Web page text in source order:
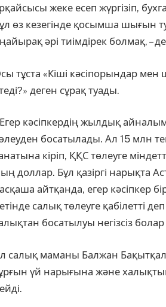
жеке есеп жүргізіп,
өз кезегінде қосым­ша шығын
әрі тиімдірек болмақ, –
тұста «Кіші кәсіп­орын­дар мен
деген сұрақ туады.
Егер кәсіпкердің жылдық
босатылады. Ал 15 млн
кіріп, ҚҚС төлеуге
доллар. Бұл қазіргі нарықта
айтқанда, егер кәсіпкер
салық төлеуге қабілетті
босатылуы негізсіз
салық маманы Балжан
үй нарығына және халық­тың